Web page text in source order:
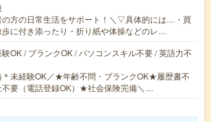
の方の日常生活をサポート！＼▽具体的には…・買
歩に付き添ったり・折り紙や体操などのレ…
OK / ブランクOK / パソコンスキル不要 / 英語力不
＊未経験OK／★年齢不問・ブランクOK★履歴書不
不要（電話登録OK）★社会保険完備＼…